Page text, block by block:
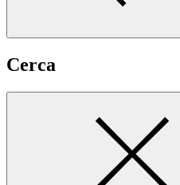
Cerca